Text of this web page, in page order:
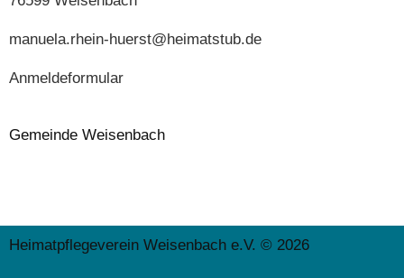
manuela.rhein-huerst@heimatstub.de
Anmeldeformular
Gemeinde Weisenbach
Heimatpflegeverein Weisenbach e.V. © 2026